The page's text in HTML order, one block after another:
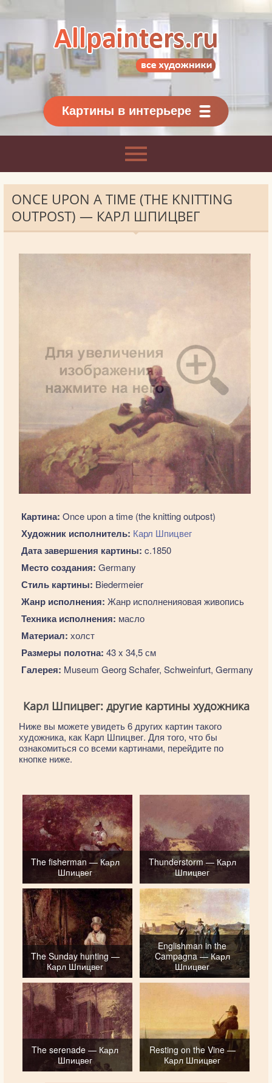
Картины классиков
и современников
Картины в интерьере
ONCE UPON A TIME (THE KNITTING
OUTPOST) — КАРЛ ШПИЦВЕГ
Картина: Once upon a time (the knitting outpost)
Художник исполнитель: Карл Шпицвег
Дата завершения картины: c.1850
Место создания: Germany
Стиль картины: Biedermeier
Жанр исполнения: Жанр исполненияовая живопись
Техника исполнения: масло
Материал: холст
Размеры полотна: 43 x 34,5 см
Галерея: Museum Georg Schafer, Schweinfurt, Germany
Карл Шпицвег: другие картины художника
Ниже вы можете увидеть 6 других картин такого
художника, как Карл Шпицвег. Для того, что бы
ознакомиться со всеми картинами, перейдите по
кнопке ниже.
The fisherman — Карл
Шпицвег
Thunderstorm — Карл
Шпицвег
The Sunday hunting —
Карл Шпицвег
Englishman in the
Campagna — Карл
Шпицвег
The serenade — Карл
Шпицвег
Resting on the Vine —
Карл Шпицвег